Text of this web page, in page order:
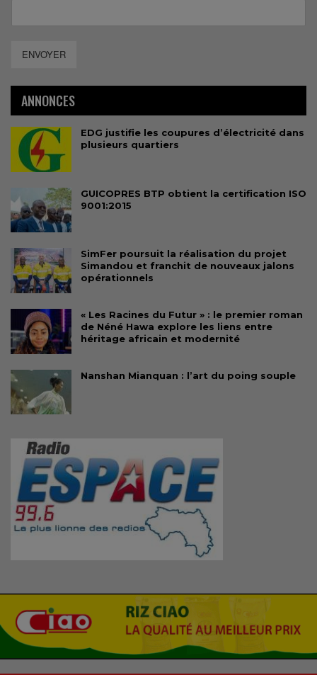
ENVOYER
ANNONCES
EDG justifie les coupures d’électricité dans
plusieurs quartiers
GUICOPRES BTP obtient la certification ISO
9001:2015
SimFer poursuit la réalisation du projet
Simandou et franchit de nouveaux jalons
opérationnels
« Les Racines du Futur » : le premier roman
de Néné Hawa explore les liens entre
héritage africain et modernité
Nanshan Mianquan : l’art du poing souple